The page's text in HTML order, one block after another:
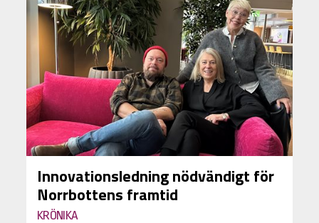
Innovationsledning nödvändigt för
Norrbottens framtid
KRÖNIKA